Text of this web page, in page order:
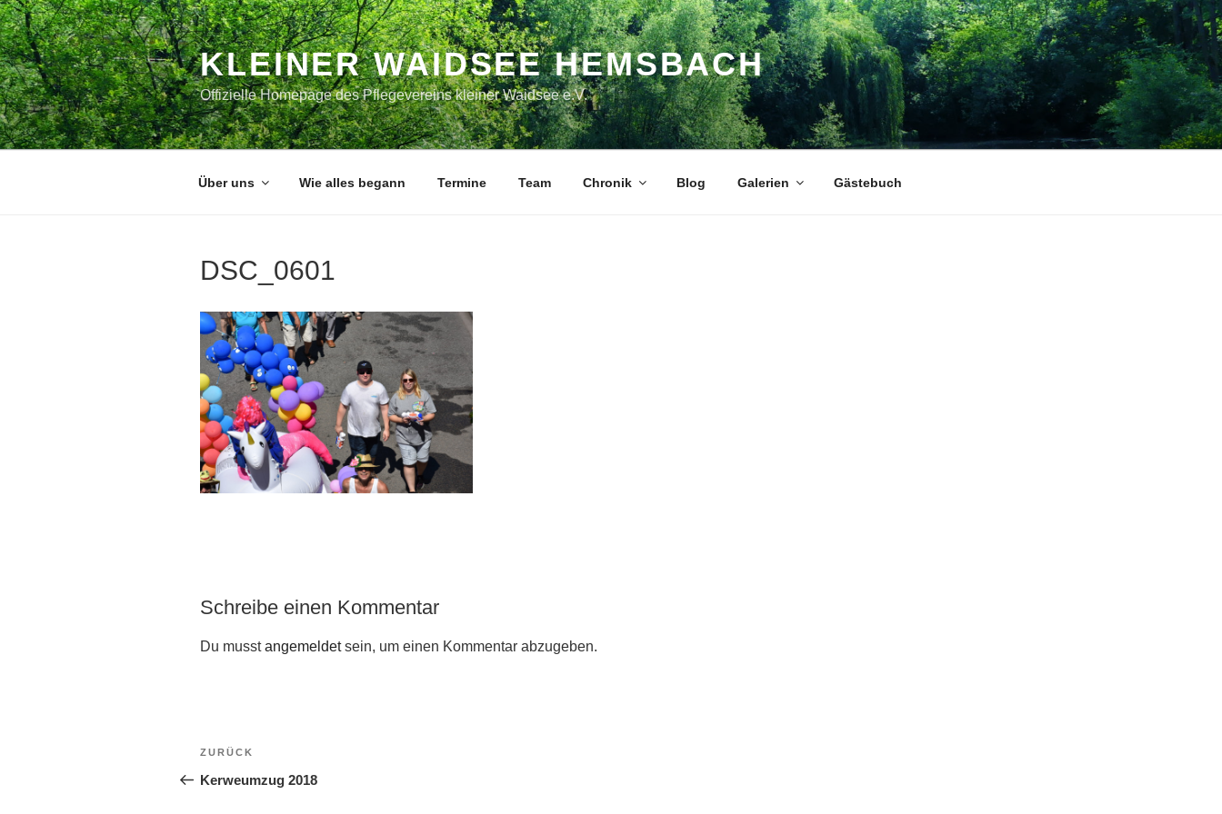
Zum
Inhalt
springen
KLEINER WAIDSEE HEMSBACH
Offizielle Homepage des Pflegevereins kleiner Waidsee e.V.
Über uns Wie alles begann Termine Team Chronik Blog Galerien Gästebuch
DSC_0601
Schreibe einen Kommentar
Du musstangemeldetsein, um einen Kommentar abzugeben.
Beitragsnavigation
Vorheriger
Beitrag
ZURÜCK
Kerweumzug 2018